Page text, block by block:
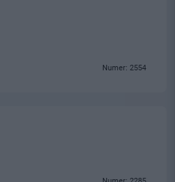
Numer: 2554